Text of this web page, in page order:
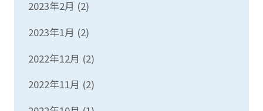
2023年2月 (2)
2023年1月 (2)
2022年12月 (2)
2022年11月 (2)